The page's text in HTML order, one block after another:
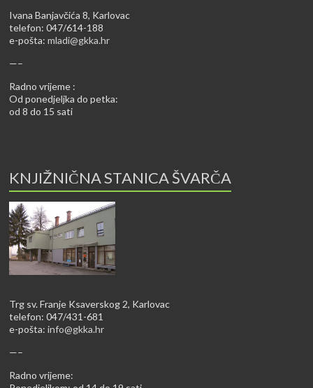
Ivana Banjavčića 8, Karlovac
telefon: 047/614-188
e-pošta:mladi@gkka.hr
—–
Radno vrijeme :
Od ponedjeljka do petka:
od 8 do 15 sati
KNJIŽNIČNA STANICA ŠVARČA
Trg sv. Franje Ksaverskog 2, Karlovac
telefon: 047/431-681
e-pošta:info@gkka.hr
—–
Radno vrijeme: